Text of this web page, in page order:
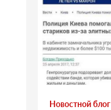
Новостной блог